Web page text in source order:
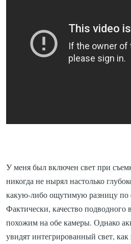
У меня был включен свет при
никогда не нырял настолько
какую-либо ощутимую разницу по
Фактически, качество подводного
похожим на обе камеры. Однако
увидят интегрированный свет,